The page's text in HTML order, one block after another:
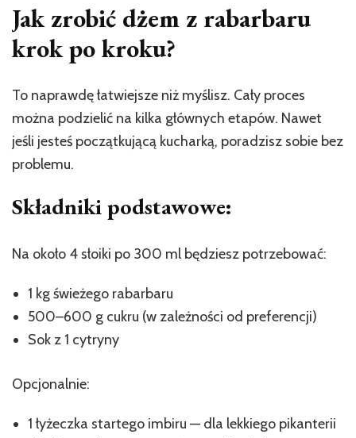
Jak zrobić dżem z rabarbaru
krok po kroku?
To naprawdę łatwiejsze niż myślisz. Cały proces
można podzielić na kilka głównych etapów. Nawet
jeśli jesteś początkującą kucharką, poradzisz sobie bez
problemu.
Składniki podstawowe:
Na około 4 słoiki po 300 ml będziesz potrzebować:
1 kg świeżego rabarbaru
500–600 g cukru (w zależności od preferencji)
Sok z 1 cytryny
Opcjonalnie:
1 łyżeczka startego imbiru — dla lekkiego pikanterii